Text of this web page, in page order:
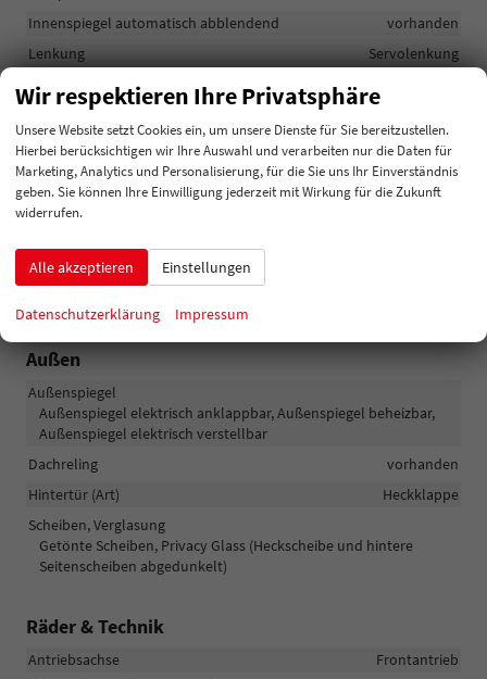
Innenspiegel automatisch abblendend
vorhanden
Lenkung
Servolenkung
Lichttechnik
Lichtsensor, Nebelscheinwerfer mit Kurvenlicht, LED-
Rückleuchten, LED-Scheinwerfer, LED-Tagfahrlicht, Voll-LED
Scheinwerfer
Pannenhilfe
Pannenkit
Start/Stop-Automatik
Zentralverriegelung, Zentralverriegelung mit
Funkfernbedienung, Schlüssellose Zentralverriegelung (Keyless
Außen
Außenspiegel
Außenspiegel elektrisch anklappbar, Außenspiegel beheizbar,
Außenspiegel elektrisch verstellbar
Dachreling
vorhanden
Hintertür (Art)
Heckklappe
Scheiben, Verglasung
Getönte Scheiben, Privacy Glass (Heckscheibe und hintere
Seitenscheiben abgedunkelt)
Räder & Technik
Antriebsachse
Frontantrieb
Wir respektieren Ihre Privatsphäre
Unsere Website setzt Cookies ein, um unsere Dienste für Sie bereitzustellen.
Hierbei berücksichtigen wir Ihre Auswahl und verarbeiten nur die Daten für
Marketing, Analytics und Personalisierung, für die Sie uns Ihr Einverständnis
geben. Sie können Ihre Einwilligung jederzeit mit Wirkung für die Zukunft
widerrufen.
Alle akzeptieren Einstellungen
Datenschutzerklärung Impressum